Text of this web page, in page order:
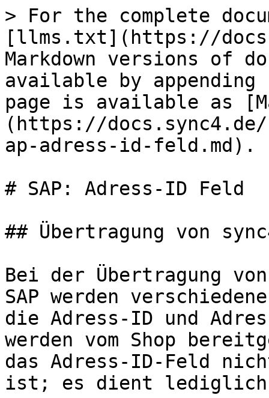
> For the complete
[llms.txt](https://
Markdown versions of
available by
page is available as
(https://
ap-adress-id-feld.md).
# SAP: Adress-ID Feld
## Übertragung von
Bei der Übertragung
SAP werden
die Adress-ID und
werden vom Shop
das Adress-ID-Feld
ist; es dient